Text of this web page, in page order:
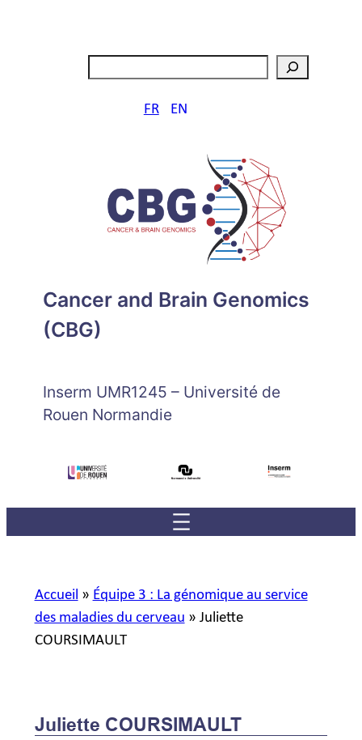
FR EN
Cancer and Brain Genomics
(CBG)
Inserm UMR1245 – Université de
Rouen Normandie
Accueil » Équipe 3 : La génomique au service
des maladies du cerveau » Juliette
COURSIMAULT
Juliette COURSIMAULT